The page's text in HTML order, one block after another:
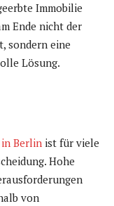
Immobilie
Ende nicht der
sondern eine
Lösung.
Berlin ist für viele
Hohe
von